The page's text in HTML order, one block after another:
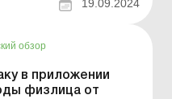
19.09.2024
обзор
в приложении
физлица от